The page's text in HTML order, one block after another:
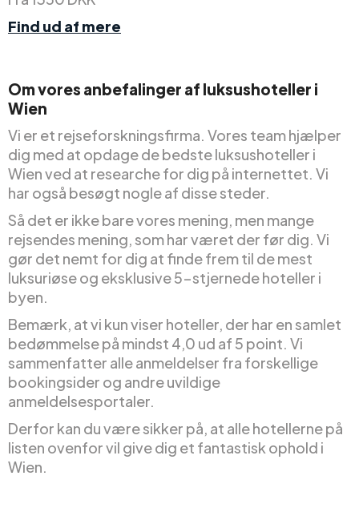
Find ud af mere
Om vores anbefalinger af luksushoteller i
Wien
Vi er et rejseforskningsfirma. Vores team hjælper
dig med at opdage de bedste luksushoteller i
Wien ved at researche for dig på internettet. Vi
har også besøgt nogle af disse steder.
Så det er ikke bare vores mening, men mange
rejsendes mening, som har været der før dig. Vi
gør det nemt for dig at finde frem til de mest
luksuriøse og eksklusive 5-stjernede hoteller i
byen.
Bemærk, at vi kun viser hoteller, der har en samlet
bedømmelse på mindst 4,0 ud af 5 point. Vi
sammenfatter alle anmeldelser fra forskellige
bookingsider og andre uvildige
anmeldelsesportaler.
Derfor kan du være sikker på, at alle hotellerne på
listen ovenfor vil give dig et fantastisk ophold i
Wien.